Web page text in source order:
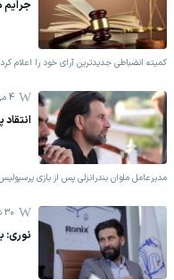
جرایم
کمیته انضباطی جدیدترین آرای خود را اعلام
4 مهر 1404
مدیرعامل ملوان بندرانزلی پس از بازی
30 شهریور 1404
نوری: